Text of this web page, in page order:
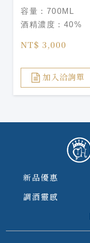
桶蘭姆酒Ron
Abuelo XV
Napoleon Cognac
Cask Finish
容量： 700ML
酒精濃度： 40%
NT$ 3,000
加入洽詢單
新品優惠
調酒靈感